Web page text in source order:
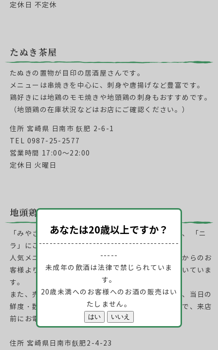
定休日 不定休
たぬき茶屋
たぬきの置物が目印の居酒屋さんです。
メニューは串焼きを中心に、刺身や唐揚げなど豊富です。
鶏好きには地鶏のモモ焼きや地頭鶏の刺身もおすすめです。
（地頭鶏の在庫状況などはお店にご確認ください。）
住所 宮崎県 日南市 飫肥 2-6-1
TEL 0987-25-2577
営業時間 17:00～22:00
定休日 火曜日
地頭鶏 綾
「みやざき地頭鶏」にこだわり、「塩」にこだわり、 「ニ
ラ」にこだわり続けるお店です。
人気メニュー「宮崎地鶏のもも炭火焼」は、県内外からのお
客様より塩加減、ニラの付合わせ等、好評をいただいていま
す。
また、売切れ必至の鮮度抜群「地頭鶏のさしみ」は、当日の
鮮度・数量によりご提供できない場合がありますので、来店
前にお電話をいただければ幸いです。
住所 宮崎県日南市飫肥2-4-23
あなたは20歳以上ですか？
---------------------------------------
-----
未成年の飲酒は法律で禁じられていま
す。
20歳未満へのお客様へのお酒の販売はい
たしません。